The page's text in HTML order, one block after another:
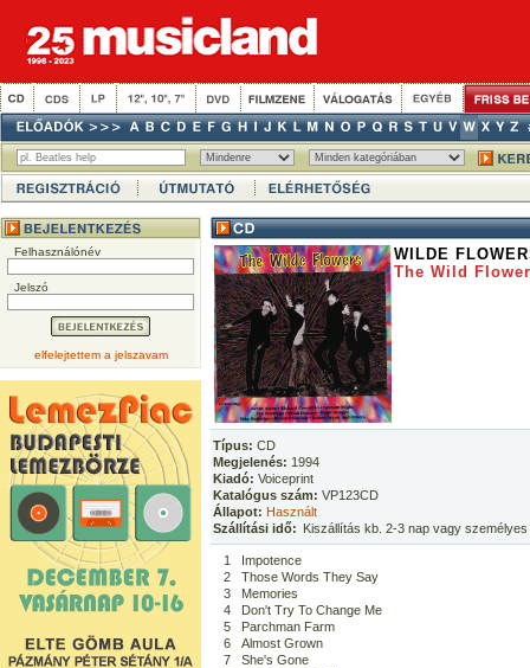
Felhasználónév
Jelszó
elfelejtettem a jelszavam
WILDE
The Wild
Típus: CD
Megjelenés: 1994
Kiadó: Voiceprint
Katalógus szám: VP123CD
Állapot: Használt
Szállítási idő: Kiszállítás kb. 2-3 nap vagy
1
Impotence
2
Those Words They Say
3
Memories
4
Don't Try To Change Me
5
Parchman Farm
6
Almost Grown
7
She's Gone